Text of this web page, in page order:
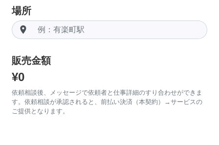
場所
room
販売金額
¥0
依頼相談後、メッセージで依頼者と仕事詳細のすり合わせができま
す。依頼相談が承認されると、前払い決済（本契約）→サービスの
ご提供となります。